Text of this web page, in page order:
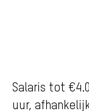
Salaris tot
uur,